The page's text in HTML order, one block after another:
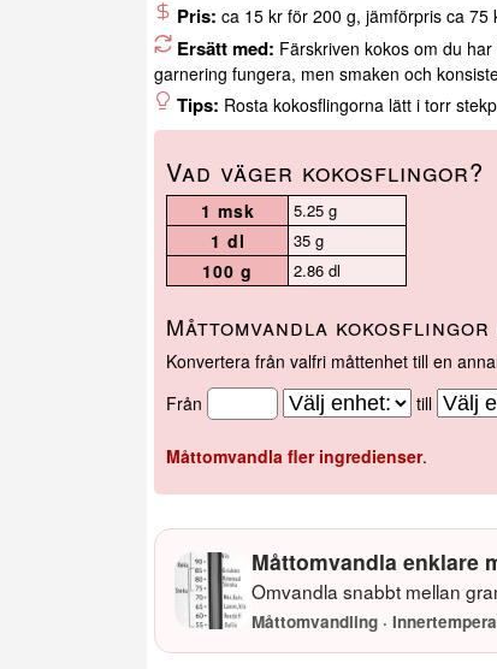
Pris: ca 15 kr för 200 g, jämförpris ca 75
Ersätt med: Färskriven kokos om du
garnering fungera, men smaken och
Tips: Rosta kokosflingorna lätt i torr
Vad väger kokosflingor?
1 msk 5.25 g
1 dl 35 g
100 g 2.86 dl
Måttomvandla kokosflingor
Konvertera från valfri måttenhet till en
Från
till
Måttomvandla fler ingredienser.
Måttomvandla enklare
Omvandla snabbt mellan
Måttomvandling ·